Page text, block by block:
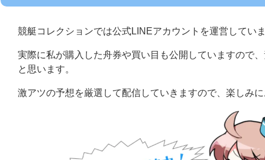
競艇コレクションでは公式LINEアカウントを運営してい
実際に私が購入した舟券や買い目も公開していますので
と思います。
激アツの予想を厳選して配信していきますので、楽しみ